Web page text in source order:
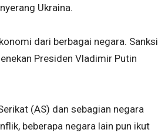
Ukraina.
dari berbagai negara. Sanksi
Presiden Vladimir Putin
(AS) dan sebagian negara
beberapa negara lain pun ikut